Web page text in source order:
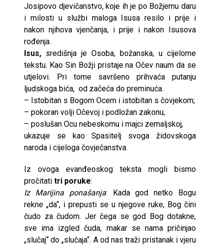
Josipovo djevičanstvo, koje ih je po Božjemu daru
i milosti u službi maloga Isusa resilo i prije i
nakon njihova vjenčanja, i prije i nakon Isusova
rođenja.
Isus, središnja je Osoba, božanska, u cijelome
tekstu. Kao Sin Božji pristaje na Očev naum da se
utjelovi. Pri tome savršeno prihvaća putanju
ljudskoga bića, od začeća do preminuća.
– Istobitan s Bogom Ocem i istobitan s čovjekom;
– pokoran volji Očevoj i podložan zakonu;
– poslušan Ocu nebeskomu i majci zemaljskoj,
ukazuje se kao Spasitelj svoga židovskoga
naroda i cijeloga čovječanstva.
Iz ovoga evanđeoskog teksta mogli bismo
pročitati tri poruke:
Iz Marijina ponašanja: Kada god netko Bogu
rekne „da“, i prepusti se u njegove ruke, Bog čini
čudo za čudom. Jer čega se god Bog dotakne,
sve ima izgled čuda, makar se nama pričinjao
„slučaj“ do „slučaja“. A od nas traži pristanak i vjeru